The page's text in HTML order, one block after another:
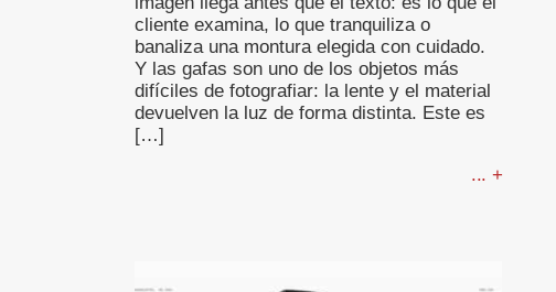
cliente examina, lo que tranquiliza o
banaliza una montura elegida con cuidado.
Y las gafas son uno de los objetos más
difíciles de fotografiar: la lente y el material
devuelven la luz de forma distinta. Este es
[…]
... +